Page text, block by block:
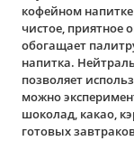
кофейном
чистое, приятное
обогащает
напитка.
позволяет
можно
шоколад, какао,
готовых